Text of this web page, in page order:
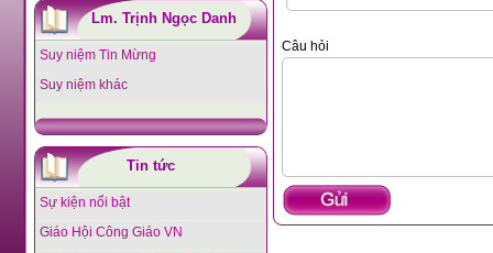
Lm. Trịnh Ngọc Danh
Suy niệm Tin Mừng
Suy niệm khác
Tin tức
Sự kiện nổi bật
Giáo Hội Công Giáo VN
Câu hỏi